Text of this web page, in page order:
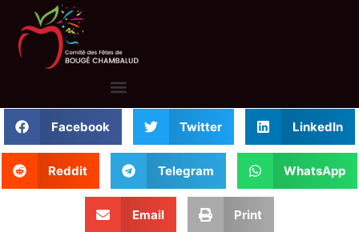
Facebook Twitter LinkedIn
Reddit Telegram WhatsApp
Email Print